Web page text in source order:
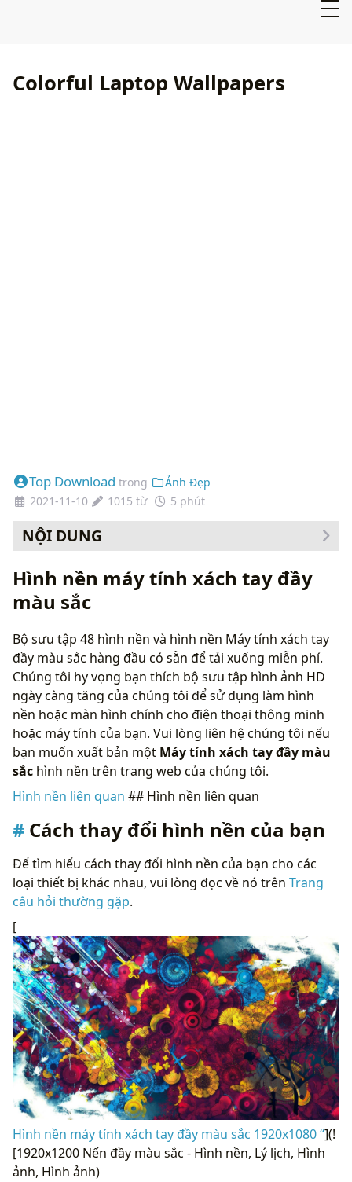
Colorful Laptop Wallpapers
Top Download trong
Ảnh Đẹp
2021-11-10
1015 từ 5 phút
NỘI DUNG
Hình nền máy tính xách tay đầy
màu sắc
Bộ sưu tập 48 hình nền và hình nền Máy tính xách tay
đầy màu sắc hàng đầu có sẵn để tải xuống miễn phí.
Chúng tôi hy vọng bạn thích bộ sưu tập hình ảnh HD
ngày càng tăng của chúng tôi để sử dụng làm hình
nền hoặc màn hình chính cho điện thoại thông minh
hoặc máy tính của bạn. Vui lòng liên hệ chúng tôi nếu
bạn muốn xuất bản một Máy tính xách tay đầy màu
sắc hình nền trên trang web của chúng tôi.
Hình nền liên quan ## Hình nền liên quan
Cách thay đổi hình nền của bạn
Để tìm hiểu cách thay đổi hình nền của bạn cho các
loại thiết bị khác nhau, vui lòng đọc về nó trên Trang
câu hỏi thường gặp.
[
Hình nền máy tính xách tay đầy màu sắc 1920x1080 “](!
[1920x1200 Nến đầy màu sắc - Hình nền, Lý lịch, Hình
ảnh, Hình ảnh)